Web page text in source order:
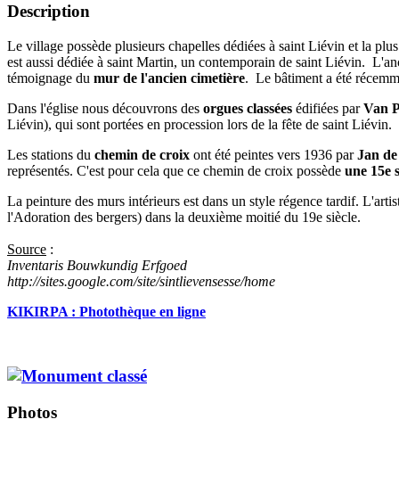
Description
Le village possède plusieurs chapelles dédiées à saint Liévin et la
est aussi dédiée à saint Martin, un contemporain de saint Liévin.
témoignage du mur de l'ancien cimetière. Le bâtiment a été
Dans l'église nous découvrons des orgues classées édifiées parVan
Liévin), qui sont portées en procession lors de la fête de saint Liévin.
Les stations du chemin de croix ont été peintes vers 1936 parJan de
représentés. C'est pour cela que ce chemin de croix possède une 15e
La peinture des murs intérieurs est dans un style régence tardif.
l'Adoration des bergers) dans la deuxième moitié du 19e siècle.
Source :
Inventaris Bouwkundig Erfgoed
http://sites.google.com/site/sintlievensesse/home
KIKIRPA : Photothèque en ligne
Photos